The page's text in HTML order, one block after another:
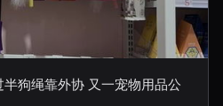
狗绳靠外协 又一宠物用品公